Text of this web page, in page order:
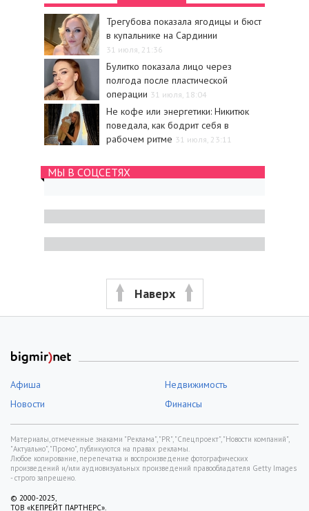
Трегубова показала ягодицы и бюст
в купальнике на Сардинии
31 июля, 21:36
Булитко показала лицо через
полгода после пластической
операции 31 июля, 18:04
Не кофе или энергетики: Никитюк
поведала, как бодрит себя в
рабочем ритме 31 июля, 23:11
МЫ В СОЦСЕТЯХ
Наверх
Афиша
Недвижимость
Новости
Финансы
Материалы, отмеченные знаками "Реклама", "PR", "Спецпроект", "Новости компаний",
"Актуально", "Промо", публикуются на правах рекламы.
Любое копирование, перепечатка и воспроизведение фотографических
произведений и/или аудиовизуальных произведений правообладателя Getty Images
- строго запрещено.
© 2000-2025,
ТОВ «КЕПРЕЙТ ПАРТНЕРС».